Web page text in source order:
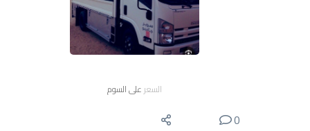
السعر على السوم
0